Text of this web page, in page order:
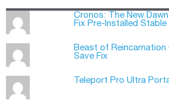
Cronos: The New
Fix Pre-Installed
Beast of
Save Fix
Teleport Pro Ultra